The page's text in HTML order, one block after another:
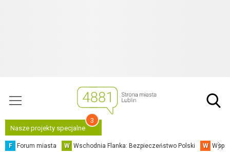
Nasze projekty specjalne
3
F Forum miasta W Wschodnia Flanka: Bezpieczeństwo Polski W